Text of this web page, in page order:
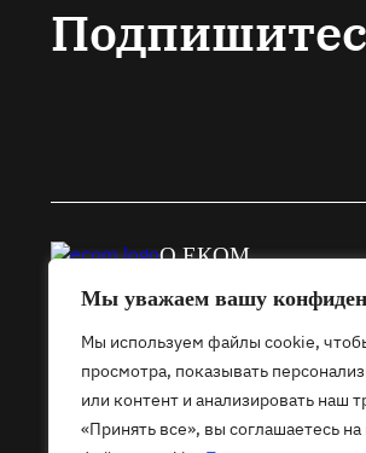
Мы уважаем вашу
Мы используем файлы cookie,
просмотра, показывать
или контент и анализировать наш
«Принять все», вы соглашаетесь
О ЕКОМ
Основная
Членство в ЕКОМ
Контакты
Наша команда